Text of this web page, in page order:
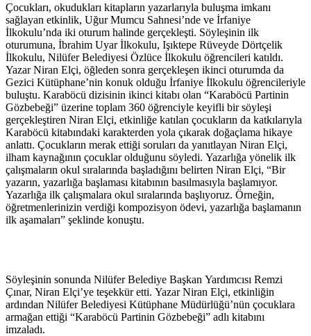
Çocukları, okudukları kitapların yazarlarıyla buluşma imkanı
sağlayan etkinlik, Uğur Mumcu Sahnesi’nde ve İrfaniye
İlkokulu’nda iki oturum halinde gerçekleşti. Söyleşinin ilk
oturumuna, İbrahim Uyar İlkokulu, Işıktepe Rüveyde Dörtçelik
İlkokulu, Nilüfer Belediyesi Özlüce İlkokulu öğrencileri katıldı.
Yazar Niran Elçi, öğleden sonra gerçekleşen ikinci oturumda da
Gezici Kütüphane’nin konuk olduğu İrfaniye İlkokulu öğrencileriyle
buluştu. Karaböcü dizisinin ikinci kitabı olan “Karaböcü Partinin
Gözbebeği” üzerine toplam 360 öğrenciyle keyifli bir söyleşi
gerçekleştiren Niran Elçi, etkinliğe katılan çocukların da katkılarıyla
Karaböcü kitabındaki karakterden yola çıkarak doğaçlama hikaye
anlattı. Çocukların merak ettiği soruları da yanıtlayan Niran Elçi,
ilham kaynağının çocuklar olduğunu söyledi. Yazarlığa yönelik ilk
çalışmaların okul sıralarında başladığını belirten Niran Elçi, “Bir
yazarın, yazarlığa başlaması kitabının basılmasıyla başlamıyor.
Yazarlığa ilk çalışmalara okul sıralarında başlıyoruz. Örneğin,
öğretmenlerinizin verdiği kompozisyon ödevi, yazarlığa başlamanın
ilk aşamaları” şeklinde konuştu.
Söyleşinin sonunda Nilüfer Belediye Başkan Yardımcısı Remzi
Çınar, Niran Elçi’ye teşekkür etti. Yazar Niran Elçi, etkinliğin
ardından Nilüfer Belediyesi Kütüphane Müdürlüğü’nün çocuklara
armağan ettiği “Karaböcü Partinin Gözbebeği” adlı kitabını
imzaladı.